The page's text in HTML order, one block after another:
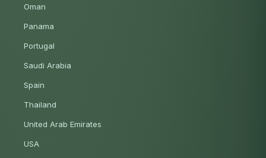
Oman
Panama
Portugal
Saudi Arabia
Spain
Thailand
United Arab Emirates
USA